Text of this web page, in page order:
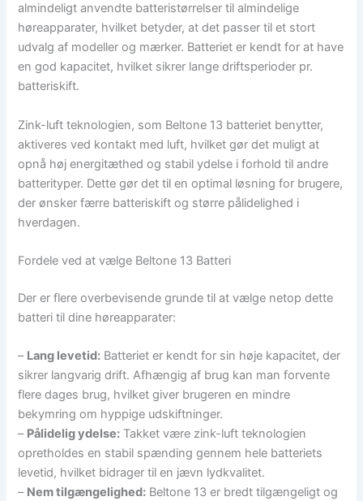
almindeligt anvendte batteristørrelser til almindelige
høreapparater, hvilket betyder, at det passer til et stort
udvalg af modeller og mærker. Batteriet er kendt for at have
en god kapacitet, hvilket sikrer lange driftsperioder pr.
batteriskift.
Zink-luft teknologien, som Beltone 13 batteriet benytter,
aktiveres ved kontakt med luft, hvilket gør det muligt at
opnå høj energitæthed og stabil ydelse i forhold til andre
batterityper. Dette gør det til en optimal løsning for brugere,
der ønsker færre batteriskift og større pålidelighed i
hverdagen.
Fordele ved at vælge Beltone 13 Batteri
Der er flere overbevisende grunde til at vælge netop dette
batteri til dine høreapparater:
– Lang levetid: Batteriet er kendt for sin høje kapacitet, der
sikrer langvarig drift. Afhængig af brug kan man forvente
flere dages brug, hvilket giver brugeren en mindre
bekymring om hyppige udskiftninger.
– Pålidelig ydelse: Takket være zink-luft teknologien
opretholdes en stabil spænding gennem hele batteriets
levetid, hvilket bidrager til en jævn lydkvalitet.
– Nem tilgængelighed: Beltone 13 er bredt tilgængeligt og